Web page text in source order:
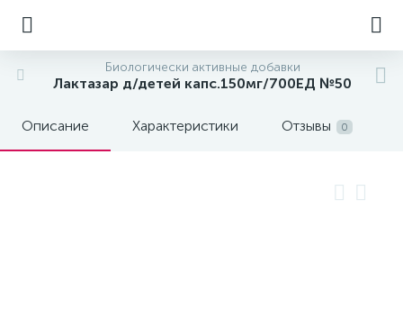
Биологически активные добавки
Лактазар д/детей капс.150мг/700ЕД №50
Описание Характеристики Отзывы 0